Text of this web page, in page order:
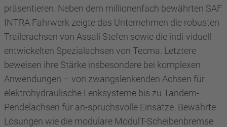
präsentieren. Neben dem millionenfach bewährten SAF
INTRA Fahrwerk zeigte das Unternehmen die robusten
Trailerachsen von Assali Stefen sowie die indi-viduell
entwickelten Spezialachsen von Tecma. Letztere
beweisen ihre Stärke insbesondere bei komplexen
Anwendungen – von zwangslenkenden Achsen für
elektrohydraulische Lenksysteme bis zu Tandem-
Pendelachsen für an-spruchsvolle Einsätze. Bewährte
Lösungen wie die modulare ModulT-Scheibenbremse